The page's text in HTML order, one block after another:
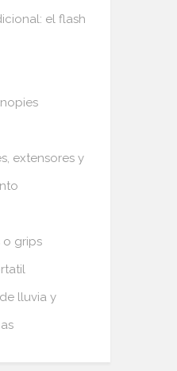
el flash
extensores y
o grips
lluvia y